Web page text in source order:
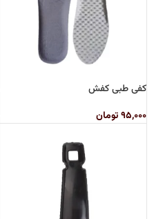
کفی طبی کفش
۹۵,۰۰۰تومان